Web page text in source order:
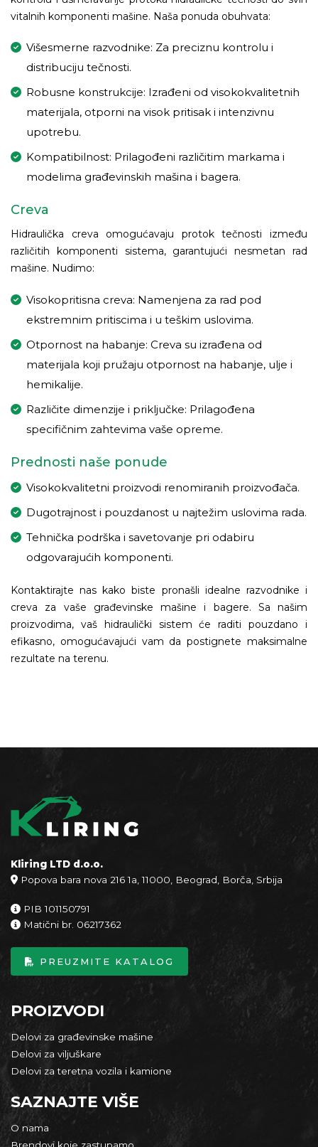
vitalnih komponenti mašine. Naša ponuda obuhvata:
Višesmerne razvodnike: Za preciznu kontrolu i
distribuciju tečnosti.
Robusne konstrukcije: Izrađeni od visokokvalitetnih
materijala, otporni na visok pritisak i intenzivnu
upotrebu.
Kompatibilnost: Prilagođeni različitim markama i
modelima građevinskih mašina i bagera.
Creva
Hidraulička creva omogućavaju protok tečnosti između
različitih komponenti sistema, garantujući nesmetan rad
mašine. Nudimo:
Visokopritisna creva: Namenjena za rad pod
ekstremnim pritiscima i u teškim uslovima.
Otpornost na habanje: Creva su izrađena od
materijala koji pružaju otpornost na habanje, ulje i
hemikalije.
Različite dimenzije i priključke: Prilagođena
specifičnim zahtevima vaše opreme.
Prednosti naše ponude
Visokokvalitetni proizvodi renomiranih proizvođača.
Dugotrajnost i pouzdanost u najtežim uslovima rada.
Tehnička podrška i savetovanje pri odabiru
odgovarajućih komponenti.
Kontaktirajte nas kako biste pronašli idealne razvodnike i
creva za vaše građevinske mašine i bagere. Sa našim
proizvodima, vaš hidraulički sistem će raditi pouzdano i
efikasno, omogućavajući vam da postignete maksimalne
rezultate na terenu.
Kliring LTD d.o.o.
Popova bara nova 216 1a, 11000, Beograd, Borča, Srbija
PIB 101150791
Matični br. 06217362
PREUZMITE KATALOG
PROIZVODI
Delovi za građevinske mašine
Delovi za viljuškare
Delovi za teretna vozila i kamione
SAZNAJTE VIŠE
O nama